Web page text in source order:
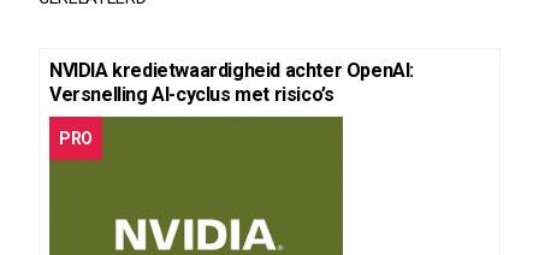
NVIDIA kredietwaardigheid achter OpenAI:
Versnelling AI-cyclus met risico’s
PRO